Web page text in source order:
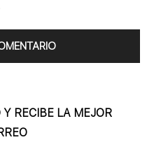
RECIBE LA MEJOR